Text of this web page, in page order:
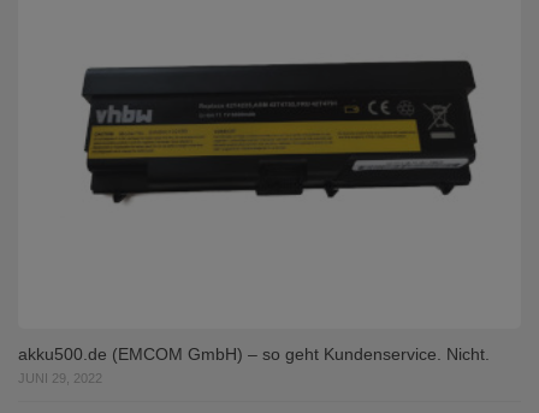
akku500.de (EMCOM GmbH) – so geht Kundenservice. Nicht.
JUNI 29, 2022